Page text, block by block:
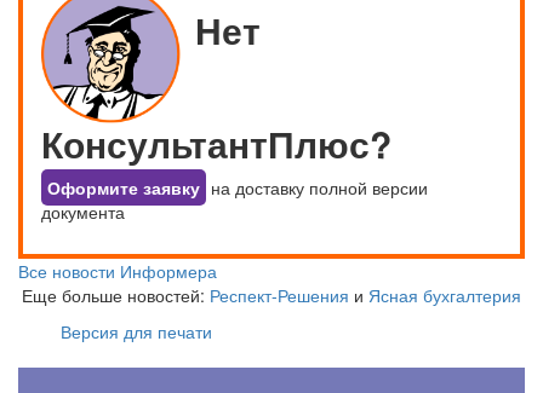
Нет
КонсультантПлюс?
Оформите заявку на доставку полной версии
документа
Все новости Информера
Еще больше новостей: Респект-Решения и Ясная бухгалтерия
Версия для печати